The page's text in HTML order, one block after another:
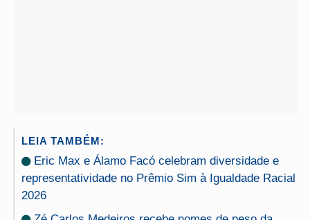
LEIA TAMBÉM:
Eric Max e Álamo Facó celebram diversidade e
representatividade no Prêmio Sim à Igualdade Racial
2026